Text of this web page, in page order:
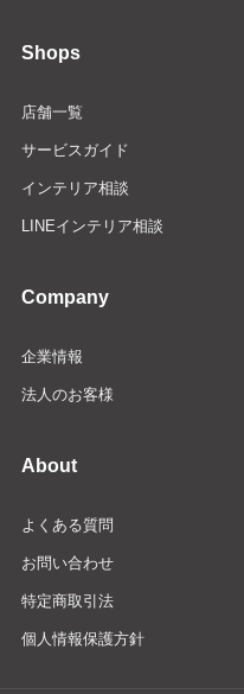
Shops
店舗一覧
サービスガイド
インテリア相談
LINEインテリア相談
Company
企業情報
法人のお客様
About
よくある質問
お問い合わせ
特定商取引法
個人情報保護方針